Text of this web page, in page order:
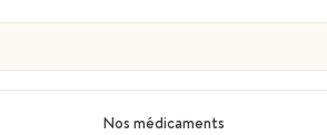
Nos médicaments